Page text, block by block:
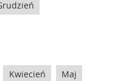
Kwiecień Maj